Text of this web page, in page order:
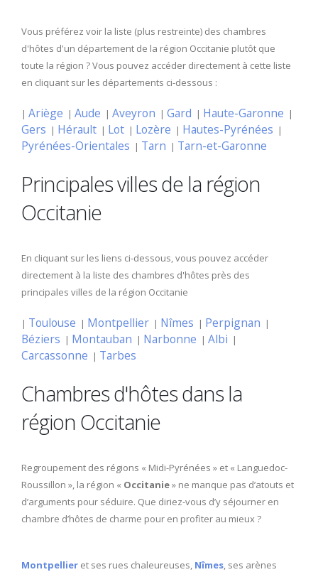
Vous préférez voir la liste (plus restreinte) des chambres
d'hôtes d'un département de la région Occitanie plutôt que
toute la région ? Vous pouvez accéder directement à cette liste
en cliquant sur les départements ci-dessous :
| Ariège | Aude | Aveyron | Gard | Haute-Garonne |
Gers | Hérault | Lot | Lozère | Hautes-Pyrénées |
Pyrénées-Orientales | Tarn | Tarn-et-Garonne
Principales villes de la région
Occitanie
En cliquant sur les liens ci-dessous, vous pouvez accéder
directement à la liste des chambres d'hôtes près des
principales villes de la région Occitanie
| Toulouse | Montpellier | Nîmes | Perpignan |
Béziers | Montauban | Narbonne | Albi |
Carcassonne | Tarbes
Chambres d'hôtes dans la
région Occitanie
Regroupement des régions « Midi-Pyrénées » et « Languedoc-
Roussillon », la région « Occitanie» ne manque pas d’atouts et
d’arguments pour séduire. Que diriez-vous d’y séjourner en
chambre d’hôtes de charme pour en profiter au mieux ?
Montpellier et ses rues chaleureuses, Nîmes , ses arènes